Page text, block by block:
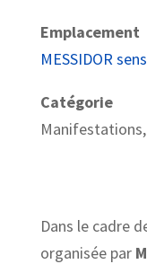
Emplacement
MESSIDOR
Catégorie
Dans le cadre
organisée par